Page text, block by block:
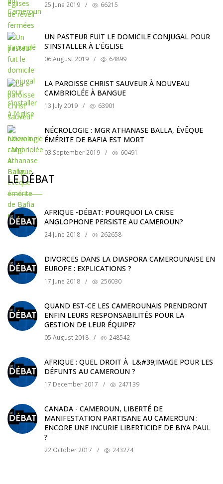
25 June 2019 / 66215
UN PASTEUR FUIT LE DOMICILE CONJUGAL POUR
S’INSTALLER À L’ÉGLISE
06 August 2019 / 64899
LA PAROISSE CHRIST SAUVEUR À NOUVEAU
CAMBRIOLÉE À BANGUE
13 July 2019 / 63901
NÉCROLOGIE : MGR ATHANASE BALLA, ÉVÊQUE
ÉMÉRITE DE BAFIA EST MORT
03 September 2019 / 60491
LE DÉBAT
AFRIQUE -DÉBAT: POURQUOI LA CRISE
ANGLOPHONE PERSISTE AU CAMEROUN?
24 June 2018 / 262658
DIVORCES DANS LA DIASPORA CAMEROUNAISE EN
EUROPE : EXPLICATIONS ?
17 June 2018 / 256030
QUAND EST-CE LES CAMEROUNAIS PRENDRONT
ENFIN LEURS RESPONSABILITÉS POUR LA
GESTION DE LEUR ÉQUIPE?
05 August 2018 / 248542
AFRIQUE : QUEL DROIT À L&#39;IMAGE POUR LES
DÉFUNTS AU CAMEROUN ?
17 December 2017 / 247139
CANADA - CAMEROUN, LIBERTÉ DE
MANIFESTATION PARTISANE AU CAMEROUN :
ENCORE UNE INCURIE LIBERTICIDE DE BIYA PAUL
?
22 October 2017 / 243274